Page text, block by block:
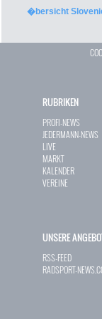
�bersicht
RUBRIKEN
PROFI-NEWS
JEDERMANN-NEWS
LIVE
MARKT
KALENDER
VEREINE
UNSERE
RSS-FEED
RADSPORT-